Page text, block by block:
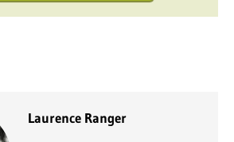
Laurence Ranger